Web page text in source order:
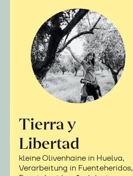
Tierra y
Libertad
kleine Olivenhaine in Huelva,
Verarbeitung in Fuenteheridos,